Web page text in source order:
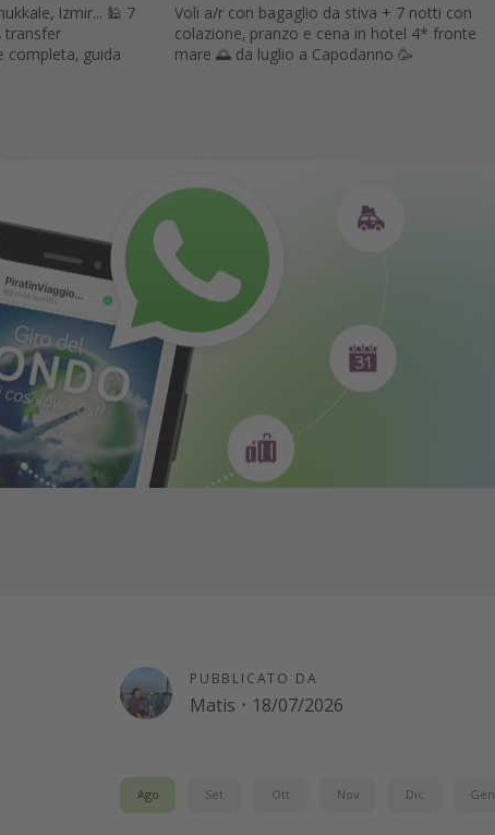
Izmir... 🕌 7
transfer
completa, guida
Voli a/r con bagaglio da stiva + 7 notti con
colazione, pranzo e cena in hotel 4* fronte
mare 🌅 da luglio a Capodanno 🥳
PUBBLICATO DA
Matis · 18/07/2026
Ago Set Ott Nov Dic Gen